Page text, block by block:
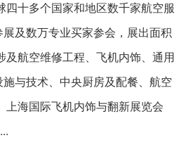
四十多个国家和地区数千家航空服
及数万专业买家参会，展出面积
及航空维修工程、飞机内饰、通用
与技术、中央厨房及配餐、航空
上海国际飞机内饰与翻新展览会